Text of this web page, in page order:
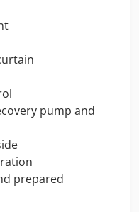
pump and
prepared